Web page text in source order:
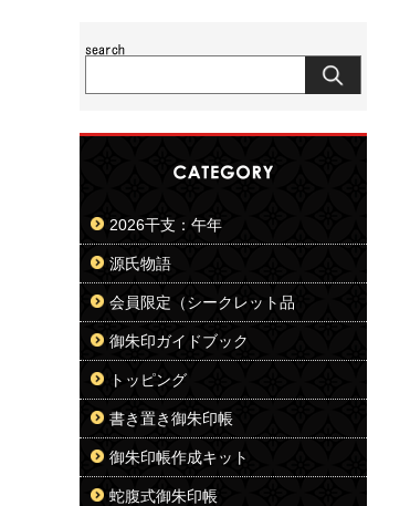
2026干支：午年
源氏物語
会員限定（シークレット品
御朱印ガイドブック
トッピング
書き置き御朱印帳
御朱印帳作成キット
蛇腹式御朱印帳